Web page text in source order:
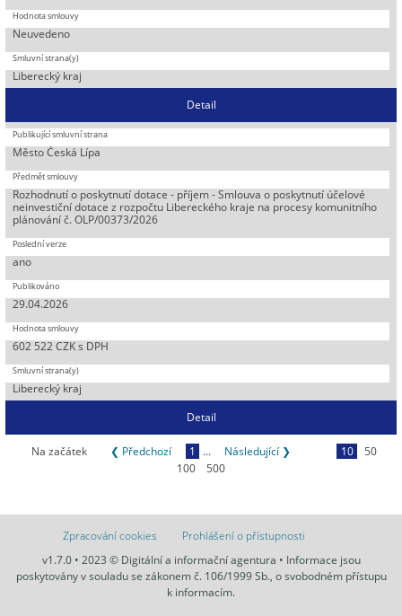
Neuvedeno
Liberecký kraj
Detail
Město Česká Lípa
Rozhodnutí o poskytnutí dotace - příjem - Smlouva o poskytnutí účelové
neinvestiční dotace z rozpočtu Libereckého kraje na procesy komunitního
plánování č. OLP/00373/2026
ano
29.04.2026
602 522 CZK s DPH
Liberecký kraj
Detail
Na začátek ❮ Předchozí 1 ... Následující ❯ 10
50
100
500
Zpracování cookies
Prohlášení o přístupnosti
v1.7.0 • 2023 © Digitální a informační agentura • Informace jsou
poskytovány v souladu se zákonem č. 106/1999 Sb., o svobodném přístupu
k informacím.